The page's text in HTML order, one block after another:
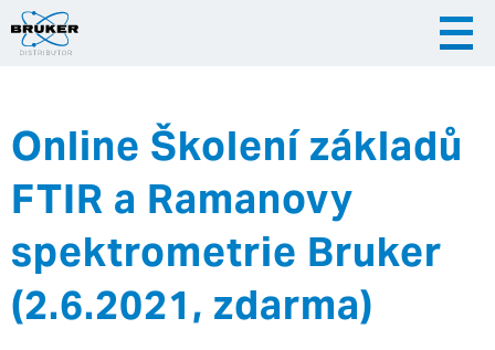
|
Hrvatska
Online Školení základů
FTIR a Ramanovy
spektrometrie Bruker
(2.6.2021, zdarma)